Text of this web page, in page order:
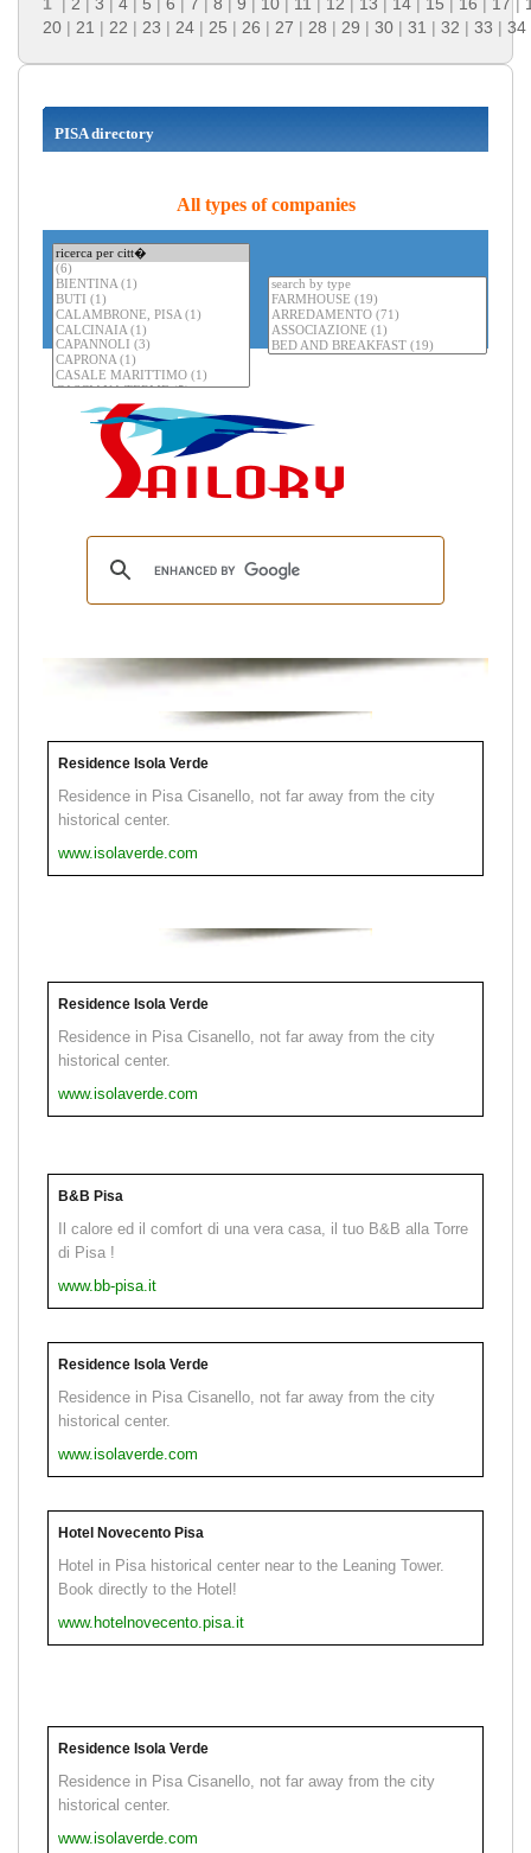
1 | 2 | 3 | 4 | 5 | 6 | 7 | 8 | 9 | 10 | 11 | 12 | 13 | 14 | 15 | 16 | 17 |
20 | 21 | 22 | 23 | 24 | 25 | 26 | 27 | 28 | 29 | 30 | 31 | 32 | 33 | 34
PISA directory
All types of companies
Residence Isola Verde
Residence in Pisa Cisanello, not far away from the city
historical center.
www.isolaverde.com
Residence Isola Verde
Residence in Pisa Cisanello, not far away from the city
historical center.
www.isolaverde.com
B&B Pisa
Il calore ed il comfort di una vera casa, il tuo B&B alla Torre
di Pisa !
www.bb-pisa.it
Residence Isola Verde
Residence in Pisa Cisanello, not far away from the city
historical center.
www.isolaverde.com
Hotel Novecento Pisa
Hotel in Pisa historical center near to the Leaning Tower.
Book directly to the Hotel!
www.hotelnovecento.pisa.it
Residence Isola Verde
Residence in Pisa Cisanello, not far away from the city
historical center.
www.isolaverde.com